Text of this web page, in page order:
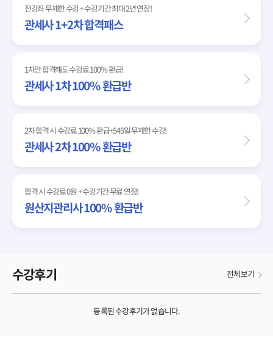
전강좌 무제한 수강 + 수강기간 최대 2년 연장!
관세사 1+2차 합격패스
1차만 합격해도 수강료 100% 환급!
관세사 1차 100% 환급반
2차 합격 시 수강료 100% 환급+545일 무제한 수강!
관세사 2차 100% 환급반
합격 시 수강료 0원 + 수강기간 무료 연장!
원산지관리사 100% 환급반
수강후기 전체보기
등록된 수강후기가 없습니다.